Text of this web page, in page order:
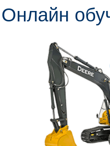
Онлайн